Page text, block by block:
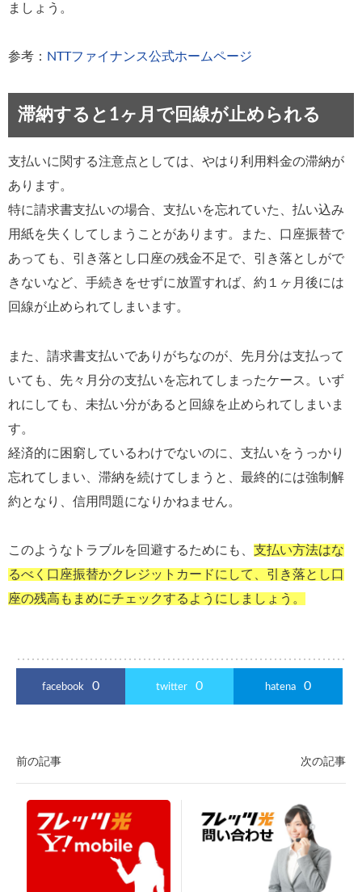
ましょう。
参考： NTTファイナンス公式ホームページ
滞納すると1ヶ月で回線が止められる
支払いに関する注意点としては、やはり利用料金の滞納が
あります。
特に請求書支払いの場合、支払いを忘れていた、払い込み
用紙を失くしてしまうことがあります。また、口座振替で
あっても、引き落とし口座の残金不足で、引き落としがで
きないなど、手続きをせずに放置すれば、約１ヶ月後には
回線が止められてしまいます。
また、請求書支払いでありがちなのが、先月分は支払って
いても、先々月分の支払いを忘れてしまったケース。いず
れにしても、未払い分があると回線を止められてしまいま
す。
経済的に困窮しているわけでないのに、支払いをうっかり
忘れてしまい、滞納を続けてしまうと、最終的には強制解
約となり、信用問題になりかねません。
このようなトラブルを回避するためにも、 支払い方法はな
るべく口座振替かクレジットカードにして、引き落とし口
座の残高もまめにチェックするようにしましょう。
facebook 0 twitter 0 hatena 0
前の記事 次の記事